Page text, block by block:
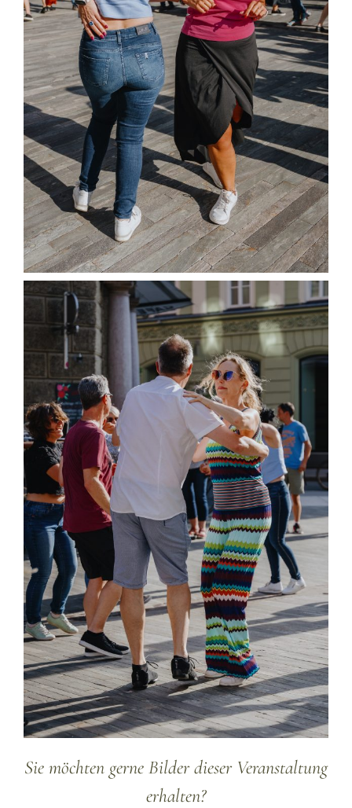
Sie möchten gerne Bilder dieser Veranstaltung
erhalten?